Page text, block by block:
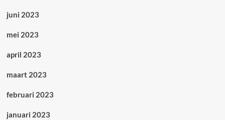
juni 2023
mei 2023
april 2023
maart 2023
februari 2023
januari 2023